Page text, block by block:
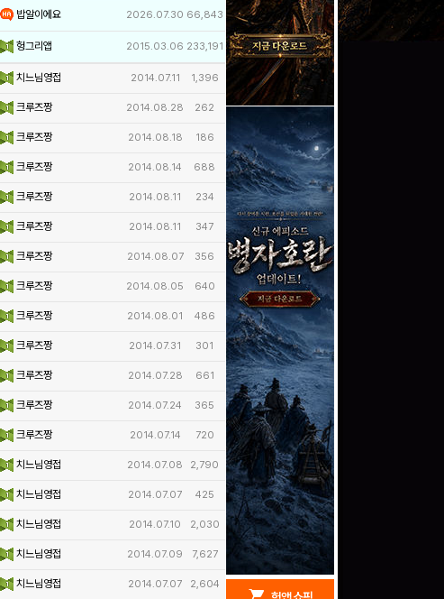
밥알이에요 2026.07.30 66,843
헝그리앱 2015.03.06 233,191
치느님영접 2014.07.11 1,396
크루즈짱 2014.08.28 262
크루즈짱 2014.08.18 186
크루즈짱 2014.08.14 688
크루즈짱 2014.08.11 234
크루즈짱 2014.08.11 347
크루즈짱 2014.08.07 356
크루즈짱 2014.08.05 640
크루즈짱 2014.08.01 486
크루즈짱 2014.07.31 301
크루즈짱 2014.07.28 661
크루즈짱 2014.07.24 365
크루즈짱 2014.07.14 720
치느님영접 2014.07.08 2,790
치느님영접 2014.07.07 425
치느님영접 2014.07.10 2,030
치느님영접 2014.07.09 7,627
치느님영접 2014.07.07 2,604